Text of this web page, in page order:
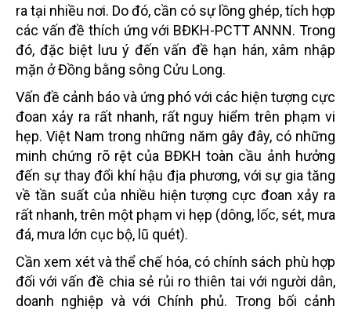
ra tại nhiều nơi. Do đó, cần có sự lồng ghép, tích hợp
các vấn đề thích ứng với BĐKH-PCTT ANNN. Trong
đó, đặc biệt lưu ý đến vấn đề hạn hán, xâm nhập
mặn ở Đồng bằng sông Cửu Long.
Vấn đề cảnh báo và ứng phó với các hiện tượng cực
đoan xảy ra rất nhanh, rất nguy hiểm trên phạm vi
hẹp. Việt Nam trong những năm gây đây, có những
minh chứng rõ rệt của BĐKH toàn cầu ảnh hưởng
đến sự thay đổi khí hậu địa phương, với sự gia tăng
về tần suất của nhiều hiện tượng cực đoan xảy ra
rất nhanh, trên một phạm vi hẹp (dông, lốc, sét, mưa
đá, mưa lớn cục bộ, lũ quét).
Cần xem xét và thể chế hóa, có chính sách phù hợp
đối với vấn đề chia sẻ rủi ro thiên tai với người dân,
doanh nghiệp và với Chính phủ. Trong bối cảnh